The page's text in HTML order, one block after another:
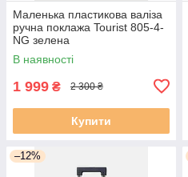
Маленька пластикова валіза
ручна поклажа Tourist 805-4-
NG зелена
В наявності
1 999 ₴ 2 300 ₴
Купити
–12%